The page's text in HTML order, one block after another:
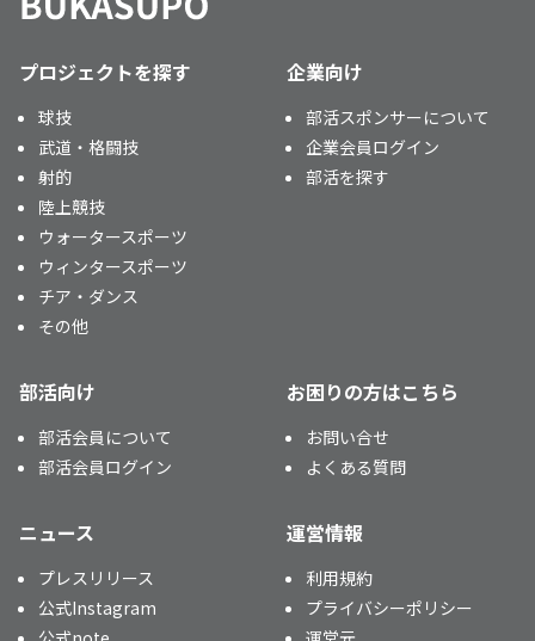
プロジェクトを探す
球技
武道・格闘技
射的
陸上競技
ウォータースポーツ
ウィンタースポーツ
チア・ダンス
その他
企業向け
部活スポンサーについて
企業会員ログイン
部活を探す
部活向け
部活会員について
部活会員ログイン
お困りの方はこちら
お問い合せ
よくある質問
ニュース
プレスリリース
公式Instagram
運営情報
利用規約
プライバシーポリシー